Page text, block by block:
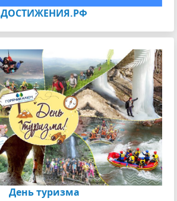
ДОСТИЖЕНИЯ.РФ
День туризма